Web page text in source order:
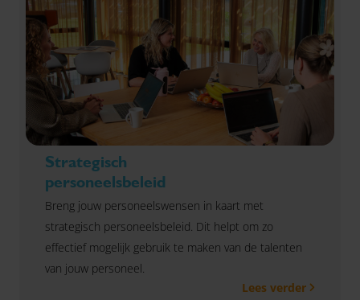
Strategisch
personeelsbeleid
Breng jouw personeelswensen in kaart met
strategisch personeelsbeleid. Dit helpt om zo
effectief mogelijk gebruik te maken van de talenten
van jouw personeel.
Lees verder